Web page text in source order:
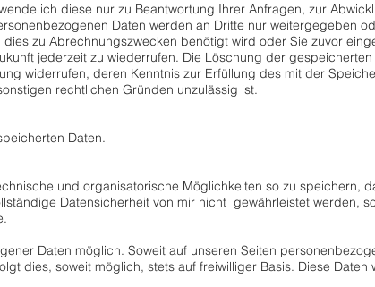
ich diese nur zu Beantwortung Ihrer Anfragen, zur
Daten werden an Dritte nur weitergegeben
zu Abrechnungszwecken benötigt wird oder Sie zuvor
jederzeit zu wiederrufen. Die Löschung der gespeicherten
widerrufen, deren Kenntnis zur Erfüllung des mit der
rechtlichen Gründen unzulässig ist.
Daten.
und organisatorische Möglichkeiten so zu speichern,
Datensicherheit von mir nicht gewährleistet werden,
Daten möglich. Soweit auf unseren Seiten
dies, soweit möglich, stets auf freiwilliger Basis. Diese Daten